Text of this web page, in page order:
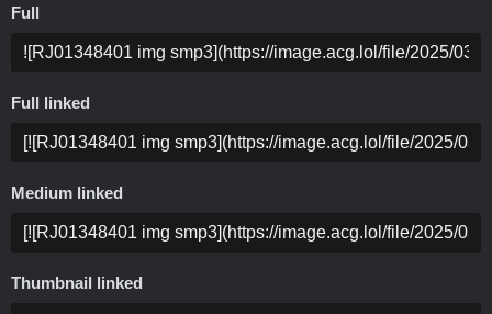
Full
Full linked
Medium linked
Thumbnail linked